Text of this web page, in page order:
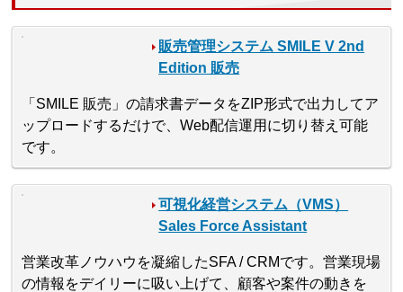
販売管理システム SMILE V 2nd
Edition 販売
「SMILE 販売」の請求書データをZIP形式で出力してア
ップロードするだけで、Web配信運用に切り替え可能
です。
可視化経営システム（VMS）
Sales Force Assistant
営業改革ノウハウを凝縮したSFA / CRMです。営業現場
の情報をデイリーに吸い上げて、顧客や案件の動きを